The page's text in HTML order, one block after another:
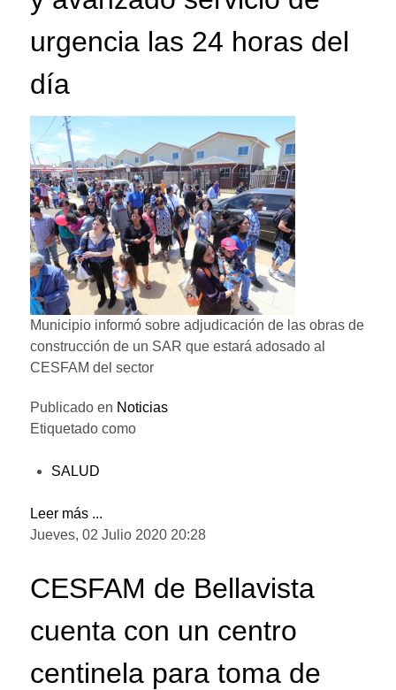
urgencia las 24 horas del
día
Municipio informó sobre adjudicación de las obras de
construcción de un SAR que estará adosado al
CESFAM del sector
Publicado en Noticias
Etiquetado como
SALUD
Leer más ...
Jueves, 02 Julio 2020 20:28
CESFAM de Bellavista
cuenta con un centro
centinela para toma de